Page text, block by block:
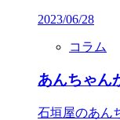
2023/06/28
コラム
あんちゃん
石垣屋のあん